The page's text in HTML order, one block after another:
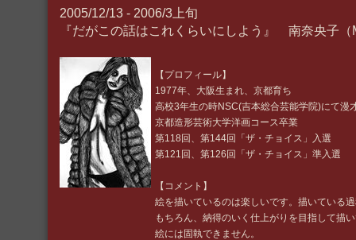
2005/12/13 - 2006/3上旬
『だがこの話はこれくらいにしよう』 南奈央子（
【プロフィール】
1977年、大阪生まれ、京都育ち
高校3年生の時NSC(吉本総合芸能学院)にて
京都造形芸術大学洋画コース卒業
第118回、第144回「ザ・チョイス」入選
第121回、第126回「ザ・チョイス」準入選
【コメント】
絵を描いているのは楽しいです。描いている
もちろん、納得のいく仕上がりを目指して描
絵には固執できません。